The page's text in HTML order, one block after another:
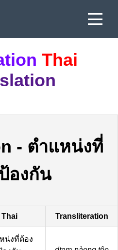
Thai
- ตำแหน่งที่
องกัน
Thai Transliteration
น่งที่ต้อง